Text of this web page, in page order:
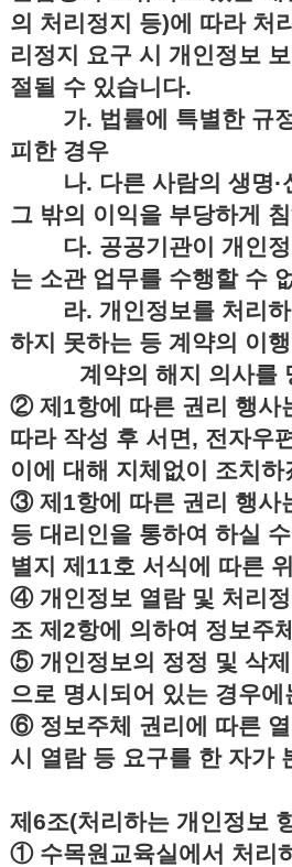
의 처리정지 등)에 따라 처
리정지 요구 시 개인정보
절될 수 있습니다.
가. 법률에 특별한 규정
피한 경우
나. 다른 사람의 생명·
그 밖의 이익을 부당하게
다. 공공기관이 개인정
는 소관 업무를 수행할 수
라. 개인정보를 처리하
하지 못하는 등 계약의 이
계약의 해지 의사를 명
② 제1항에 따른 권리 행사
따라 작성 후 서면, 전자우
이에 대해 지체없이 조치하
③ 제1항에 따른 권리 행사
등 대리인을 통하여 하실
별지 제11호 서식에 따른
④ 개인정보 열람 및 처리
조 제2항에 의하여 정보주
⑤ 개인정보의 정정 및 삭
으로 명시되어 있는 경우
⑥ 정보주체 권리에 따른
시 열람 등 요구를 한 자가
제6조(처리하는 개인정보
① 수목원교육실에서 처리